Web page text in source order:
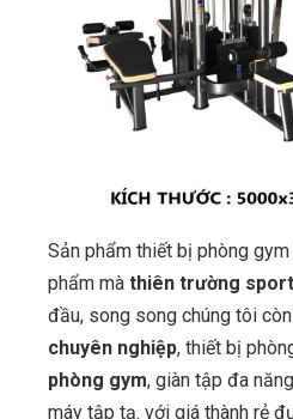
Sản phẩm thiết bị phòng
phẩm mà thiên trường sport
đầu, song song chúng tôi
chuyên nghiệp, thiết bị
phòng gym, giàn tập đa
máy tập tạ. với giá thành rẻ